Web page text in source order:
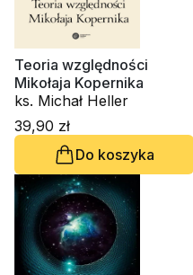
Teoria względności
Mikołaja Kopernika
ks. Michał Heller
39,90 zł
Do koszyka